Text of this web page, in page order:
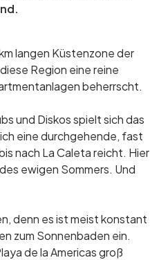
langen Küstenzone der
Region eine reine
beherrscht.
und Diskos spielt sich das
eine durchgehende, fast
nach La Caleta reicht. Hier
ewigen Sommers. Und
denn es ist meist konstant
zum Sonnenbaden ein.
de la Americas groß